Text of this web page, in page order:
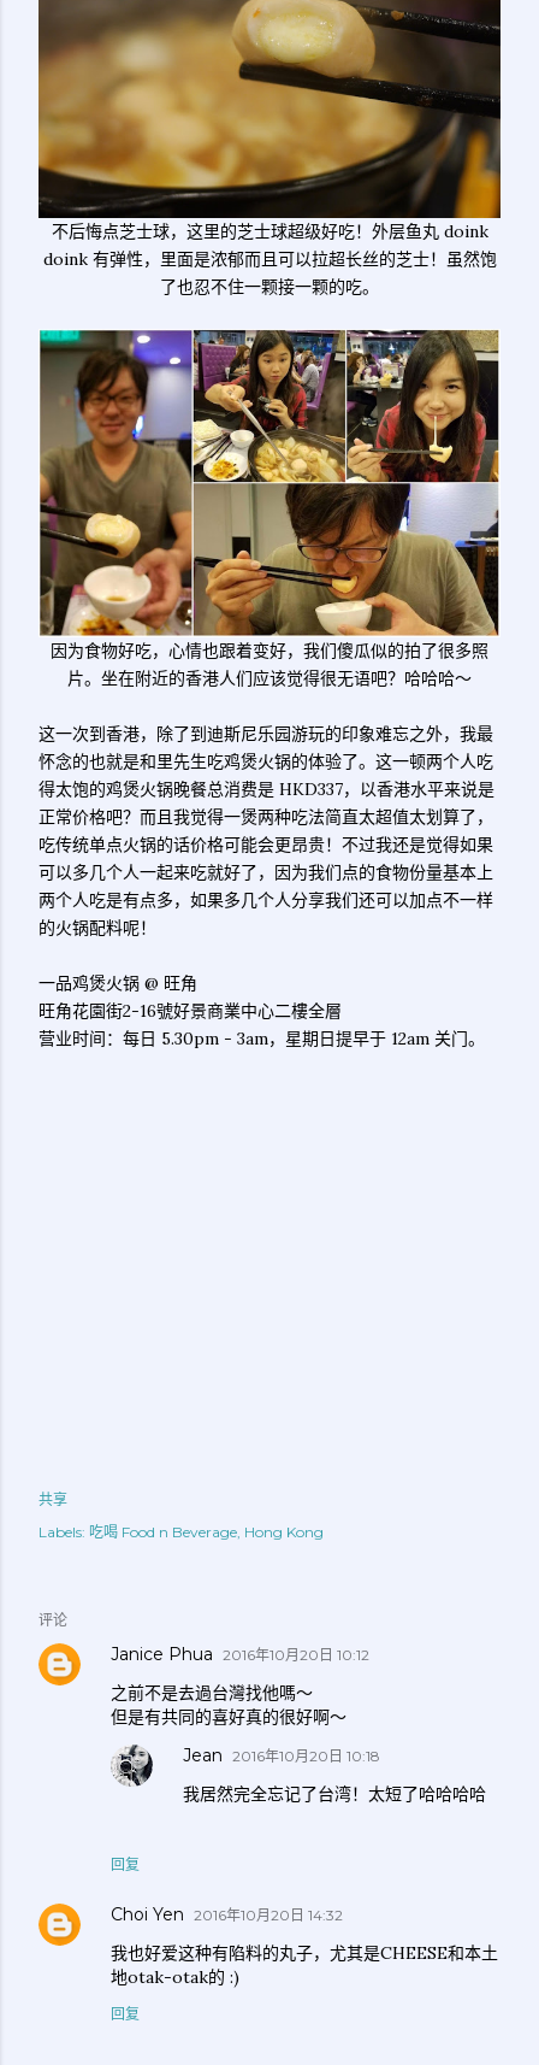
不后悔点芝士球，这里的芝士球超级好吃！外层鱼丸 doink
doink 有弹性，里面是浓郁而且可以拉超长丝的芝士！虽然饱
了也忍不住一颗接一颗的吃。
因为食物好吃，心情也跟着变好，我们傻瓜似的拍了很多照
片。坐在附近的香港人们应该觉得很无语吧？哈哈哈～
这一次到香港，除了到迪斯尼乐园游玩的印象难忘之外，我最
怀念的也就是和里先生吃鸡煲火锅的体验了。这一顿两个人吃
得太饱的鸡煲火锅晚餐总消费是 HKD337，以香港水平来说是
正常价格吧？而且我觉得一煲两种吃法简直太超值太划算了，
吃传统单点火锅的话价格可能会更昂贵！不过我还是觉得如果
可以多几个人一起来吃就好了，因为我们点的食物份量基本上
两个人吃是有点多，如果多几个人分享我们还可以加点不一样
的火锅配料呢！
一品鸡煲火锅 @ 旺角
旺角花園街2-16號好景商業中心二樓全層
营业时间：每日 5.30pm - 3am，星期日提早于 12am 关门。
共享
Labels: 吃喝 Food n Beverage Hong Kong
评论
Janice Phua 2016年10月20日 10:12
之前不是去過台灣找他嗎～
但是有共同的喜好真的很好啊～
回复
Jean 2016年10月20日 10:18
我居然完全忘记了台湾！太短了哈哈哈哈
Choi Yen 2016年10月20日 14:32
我也好爱这种有陷料的丸子，尤其是CHEESE和本土
地otak-otak的 :)
回复